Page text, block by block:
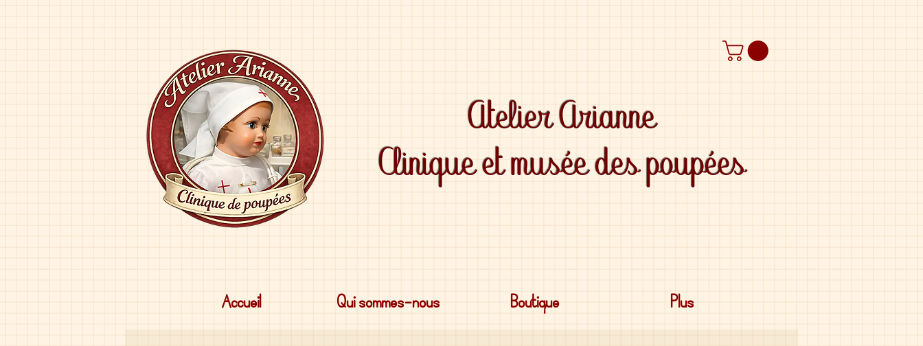
Atelier Arianne
Clinique et musée des poupées
Accueil Qui sommes-nous Boutique Plus